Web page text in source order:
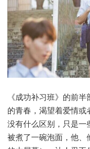
《成功补习班》的前
的青春，渴望着爱情
没有什么区别，只是
被煮了一碗泡面，他